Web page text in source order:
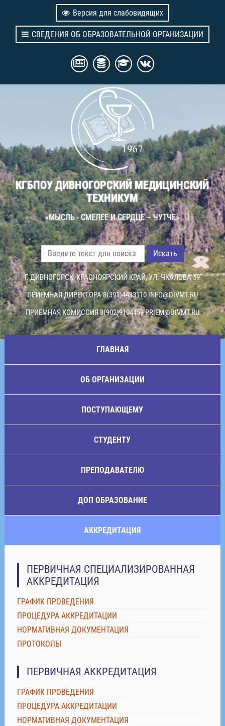
Версия для слабовидящих
СВЕДЕНИЯ ОБ ОБРАЗОВАТЕЛЬНОЙ ОРГАНИЗАЦИИ
КГБПОУ ДИВНОГОРСКИЙ МЕДИЦИНСКИЙ
ТЕХНИКУМ
«МЫСЛЬ - СМЕЛЕЕ И СЕРДЦЕ – ЧУТЧЕ»
Искать
Г. ДИВНОГОРСК, КРАСНОЯРСКИЙ КРАЙ, УЛ. ЧКАЛОВА 59
ПРИЕМНАЯ ДИРЕКТОРА 8(391)4433110INFO@DIVMT.RU
ПРИЕМНАЯ КОМИССИЯ 8(902)9104459PRIEM@DIVMT.RU
ГЛАВНАЯ
ОБ ОРГАНИЗАЦИИ
ПОСТУПАЮЩЕМУ
СТУДЕНТУ
ПРЕПОДАВАТЕЛЮ
ДОП ОБРАЗОВАНИЕ
АККРЕДИТАЦИЯ
ПЕРВИЧНАЯ СПЕЦИАЛИЗИРОВАННАЯ
АККРЕДИТАЦИЯ
ГРАФИК ПРОВЕДЕНИЯ
ПРОЦЕДУРА АККРЕДИТАЦИИ
НОРМАТИВНАЯ ДОКУМЕНТАЦИЯ
ПРОТОКОЛЫ
ПЕРВИЧНАЯ АККРЕДИТАЦИЯ
ГРАФИК ПРОВЕДЕНИЯ
ПРОЦЕДУРА АККРЕДИТАЦИИ
НОРМАТИВНАЯ ДОКУМЕНТАЦИЯ